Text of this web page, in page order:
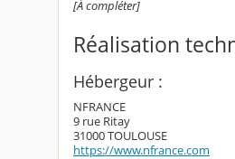
[À compléter]
Réalisation
Hébergeur :
NFRANCE
9 rue Ritay
31000 TOULOUSE
https://www.nfrance.com